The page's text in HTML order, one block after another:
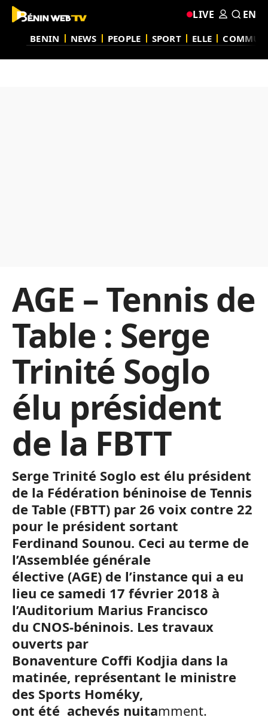
BENIN NEWS PEOPLE SPORT ELLE
LIVE EN
AGE – Tennis de
Table : Serge
Trinité Soglo
élu président
de la FBTT
Serge Trinité Soglo est élu président
de la Fédération béninoise de Tennis
de Table (FBTT) par 26 voix contre 22
pour le président sortant
Ferdinand Sounou. Ceci au terme de
l’Assemblée générale
élective (AGE) de l’instance qui a eu
lieu ce samedi 17 février 2018 à
l’Auditorium Marius Francisco
du CNOS-béninois. Les travaux
ouverts par
Bonaventure Coffi Kodjia dans la
matinée, représentant le ministre
des Sports Homéky,
ont été achevés nuitamment.